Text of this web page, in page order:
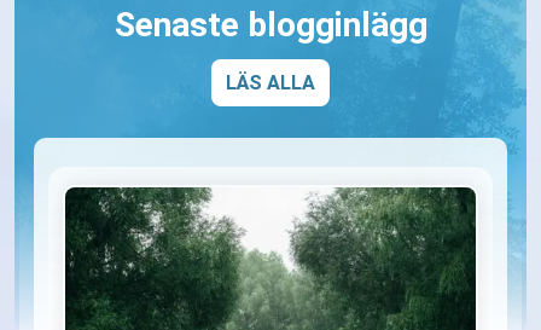
Senaste blogginlägg
LÄS ALLA